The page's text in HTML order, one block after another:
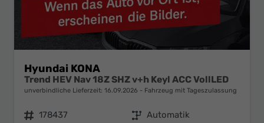
Hyundai KONA
Trend HEV Nav 18Z SHZ v+h Keyl ACC VollLED
unverbindliche Lieferzeit: 16.09.2026 Fahrzeug mit Tageszulassung
Fahrzeugnr. 178437 Getriebe Automatik